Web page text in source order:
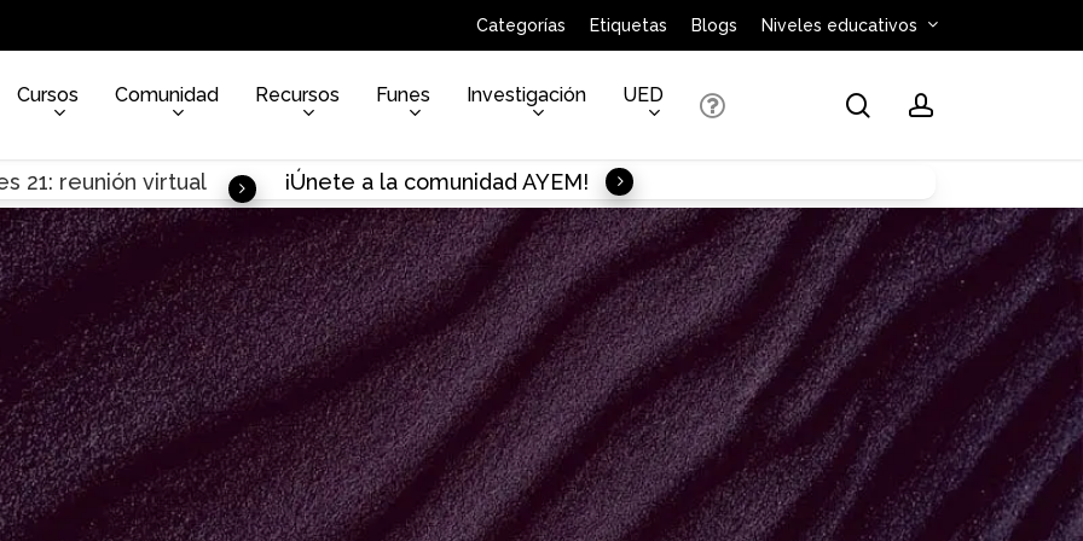
Categorías Etiquetas Blogs Niveles educativos
Cursos Comunidad Recursos Funes Investigación UED searchaccount
21: reunión virtual ¡Únete a la comunidad AYEM!